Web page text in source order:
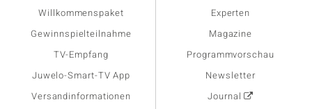
Willkommenspaket
Gewinnspielteilnahme
TV-Empfang
Juwelo-Smart-TV App
Versandinformationen
Experten
Magazine
Programmvorschau
Newsletter
Journal